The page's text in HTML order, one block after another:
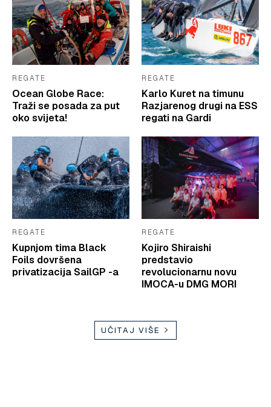
REGATE
Ocean Globe Race:
Traži se posada za put
oko svijeta!
REGATE
Karlo Kuret na timunu
Razjarenog drugi na ESS
regati na Gardi
REGATE
Kupnjom tima Black
Foils dovršena
privatizacija SailGP -a
REGATE
Kojiro Shiraishi
predstavio
revolucionarnu novu
IMOCA-u DMG MORI
UČITAJ VIŠE